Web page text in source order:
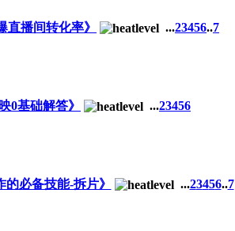
直播间转化率》 ...23456..7
0基础解答》 ...23456
必备技能-拆片》 ...23456..7